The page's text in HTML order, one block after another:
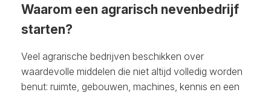
Waarom een agrarisch nevenbedrijf
starten?
Veel agrarische bedrijven beschikken over
waardevolle middelen die niet altijd volledig worden
benut: ruimte, gebouwen, machines, kennis en een